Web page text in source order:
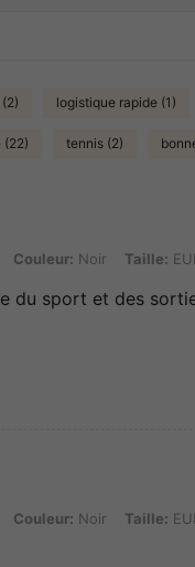
logistique rapide (1)
(22) tennis (2)
Noir, Taille: EUR46
Couleur: Noir Taille:
du sport et des
Noir, Taille: EUR37
Couleur: Noir Taille: